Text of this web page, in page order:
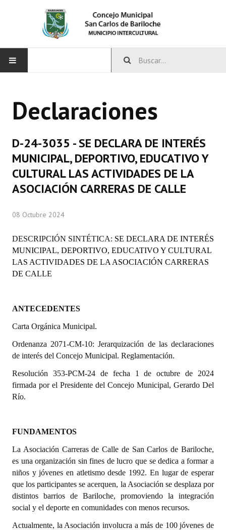
CONCEJO
Integrantes del Concejo
Comisiones Permanentes
Comisiones Especiales
Concejales Mandato Cumplido
Programas
LEGISLACIÓN
Constitución Provincial
Carta Orgánica 2007
Reglamento Interno
Organigrama
Informes de Gestión
Proyectos Presentados
Dictámenes Asesoría Letrada
Actas de Sesión
Declaraciones
D-24-3035 - SE DECLARA DE INTERÉS
MUNICIPAL, DEPORTIVO, EDUCATIVO Y
CULTURAL LAS ACTIVIDADES DE LA
ASOCIACIÓN CARRERAS DE CALLE
08 Octubre 2024
DESCRIPCIÓN SINTÉTICA: SE DECLARA DE INTERÉS
MUNICIPAL, DEPORTIVO, EDUCATIVO Y CULTURAL
LAS ACTIVIDADES DE LA ASOCIACIÓN CARRERAS
DE CALLE
ANTECEDENTES
Carta Orgánica Municipal.
Ordenanza 2071-CM-10: Jerarquización de las declaraciones
de interés del Concejo Municipal. Reglamentación.
Resolución 353-PCM-24 de fecha 1 de octubre de 2024
firmada por el Presidente del Concejo Municipal, Gerardo Del
Río.
FUNDAMENTOS
La Asociación Carreras de Calle de San Carlos de Bariloche,
es una organización sin fines de lucro que se dedica a formar a
niños y jóvenes en atletismo desde 1992. En lugar de esperar
que los participantes se acerquen, la Asociación se desplaza por
distintos barrios de Bariloche, promoviendo la integración
social y el deporte en comunidades con menos recursos.
Actualmente, la Asociación involucra a más de 100 jóvenes de